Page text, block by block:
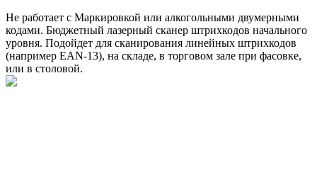
Не работает с Маркировкой или алкогольными двумерными
кодами. Бюджетный лазерный сканер штрихкодов начального
уровня. Подойдет для сканирования линейных штрихкодов
(например EAN-13), на складе, в торговом зале при фасовке,
или в столовой.